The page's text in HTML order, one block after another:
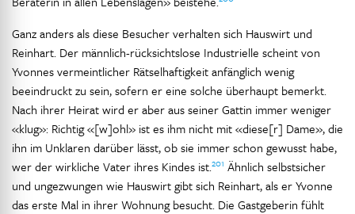
Ganz anders als diese Besucher verhalten sich Hauswirt und
Reinhart. Der männlich-rücksichtslose Industrielle scheint von
Yvonnes vermeintlicher Rätselhaftigkeit anfänglich wenig
beeindruckt zu sein, sofern er eine solche überhaupt bemerkt.
Nach ihrer Heirat wird er aber aus seiner Gattin immer weniger
«klug»: Richtig «[w]ohl» ist es ihm nicht mit «diese[r] Dame», die
ihn im Unklaren darüber lässt, ob sie immer schon gewusst habe,
wer der wirkliche Vater ihres Kindes ist.201 Ähnlich selbstsicher
und ungezwungen wie Hauswirt gibt sich Reinhart, als er Yvonne
das erste Mal in ihrer Wohnung besucht. Die Gastgeberin fühlt